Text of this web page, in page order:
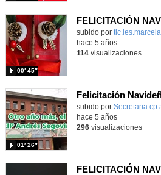
FELICITACIÓN
subido por
00′ 45″
hace 5 años
114visualizaciones
subido por Secretaria cp
01′ 26″
hace 5 años
296visualizaciones